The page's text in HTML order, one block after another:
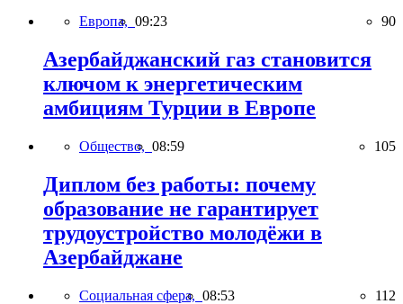
Европа, 09:23 90
Азербайджанский газ становится
ключом к энергетическим
амбициям Турции в Европе
Общество, 08:59 105
Диплом без работы: почему
образование не гарантирует
трудоустройство молодёжи в
Азербайджане
Социальная сфера, 08:53 112